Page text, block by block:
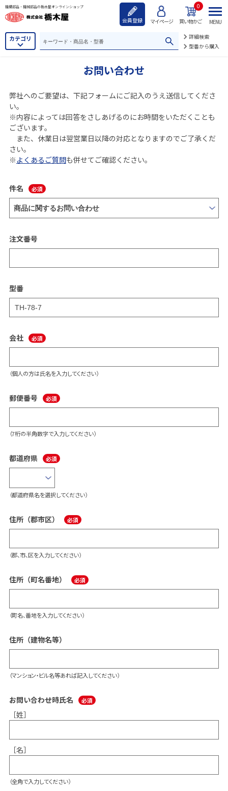
機構部品・機械部品の栃木屋オンラインショップ
会員登録 マイページ 買い物かご
0
カテゴリ
詳細検索
型番から購入
MENU
お問い合わせ
弊社へのご要望は、下記フォームにご記入のうえ送信してくださ
い。
※内容によっては回答をさしあげるのにお時間をいただくことも
ございます。
また、休業日は翌営業日以降の対応となりますのでご了承くだ
さい。
※ よくあるご質問も併せてご確認ください。
件名
注文番号
型番
会社
（個人の方は氏名を入力してください）
郵便番号
（7桁の半角数字で入力してください）
都道府県
（都道府県名を選択してください）
住所（郡市区）
（郡、市、区を入力してください）
住所（町名番地）
（町名、番地を入力してください）
住所（建物名等）
（マンション・ビル名等あれば記入してください）
お問い合わせ時氏名
［姓］
［名］
（全角で入力してください）